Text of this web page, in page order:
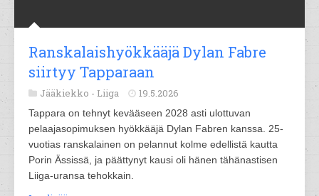
Ranskalaishyökkääjä Dylan Fabre
siirtyy Tapparaan
Jääkiekko - Liiga 19.5.2026
Tappara on tehnyt kevääseen 2028 asti ulottuvan
pelaajasopimuksen hyökkääjä Dylan Fabren kanssa. 25-
vuotias ranskalainen on pelannut kolme edellistä kautta
Porin Ässissä, ja päättynyt kausi oli hänen tähänastisen
Liiga-uransa tehokkain.